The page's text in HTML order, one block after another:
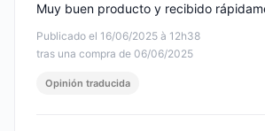
Publicado el 16/06/2025 à 12h38
tras una compra de 06/06/2025
Muy buen producto y recibido
Opinión traducida